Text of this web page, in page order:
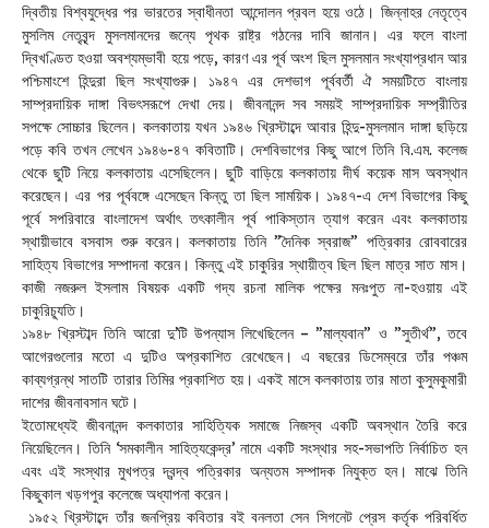
দ্বিতীয় বিশ্বযুদ্ধের পর ভারতের স্বাধীনতা আন্দোলন প্রবল হয়ে ওঠে। জিন্নাহর নেতৃত্বে
মুসলিম নেতৃবৃন্দ মুসলমানদের জন্যে পৃথক রাষ্ট্র গঠনের দাবি জানান। এর ফলে বাংলা
দ্বিখণ্ডিত হওয়া অবশ্যম্ভাবী হয়ে পড়ে, কারণ এর পূর্ব অংশ ছিল মুসলমান সংখ্যাপ্রধান আর
পশ্চিমাংশে হিন্দুরা ছিল সংখ্যাগুরু। ১৯৪৭ এর দেশভাগ পূর্ববর্তী ঐ সময়টিতে বাংলায়
সাম্প্রদায়িক দাঙ্গা বিভৎসরূপে দেখা দেয়। জীবনানন্দ সব সময়ই সাম্প্রদায়িক সম্প্রীতির
সপক্ষে সোচ্চার ছিলেন। কলকাতায় যখন ১৯৪৬ খ্রিস্টাব্দে আবার হিন্দু-মুসলমান দাঙ্গা ছড়িয়ে
পড়ে কবি তখন লেখেন ১৯৪৬-৪৭ কবিতাটি। দেশবিভাগের কিছু আগে তিনি বি.এম. কলেজ
থেকে ছুটি নিয়ে কলকাতায় এসেছিলেন। ছুটি বাড়িয়ে কলকাতায় দীর্ঘ কয়েক মাস অবস্থান
করেছেন। এর পর পূর্ববঙ্গে এসেছেন কিন্তু তা ছিল সাময়িক। ১৯৪৭-এ দেশ বিভাগের কিছু
পূর্বে সপরিবারে বাংলাদেশ অর্থাৎ তৎকালীন পূর্ব পাকিস্তান ত্যাগ করেন এবং কলকাতায়
স্থায়ীভাবে বসবাস শুরু করেন। কলকাতায় তিনি ”দৈনিক স্বরাজ” পত্রিকার রোববারের
সাহিত্য বিভাগের সম্পাদনা করেন। কিন্তু এই চাকুরির স্থায়ীত্ব ছিল ছিল মাত্র সাত মাস।
কাজী নজরুল ইসলাম বিষয়ক একটি গদ্য রচনা মালিক পক্ষের মনঃপুত না-হওয়ায় এই
চাকুরিচ্যূতি।
১৯৪৮ খ্রিস্টাব্দ তিনি আরো দু’টি উপন্যাস লিখেছিলেন – ”মাল্যবান” ও ”সুতীর্থ”, তবে
আগেরগুলোর মতো এ দুটিও অপ্রকাশিত রেখেছেন। এ বছরের ডিসেম্বরে তাঁর পঞ্চম
কাব্যগ্রন্থ সাতটি তারার তিমির প্রকাশিত হয়। একই মাসে কলকাতায় তার মাতা কুসুমকুমারী
দাশের জীবনাবসান ঘটে।
ইতোমধ্যেই জীবনানন্দ কলকাতার সাহিত্যিক সমাজে নিজস্ব একটি অবস্থান তৈরি করে
নিয়েছিলেন। তিনি ‘সমকালীন সাহিত্যকেন্দ্র’ নামে একটি সংস্থার সহ-সভাপতি নির্বাচিত হন
এবং এই সংস্থার মুখপত্র দ্বন্দ্ব পত্রিকার অন্যতম সম্পাদক নিযুক্ত হন। মাঝে তিনি
কিছুকাল খড়গপুর কলেজে অধ্যাপনা করেন।
১৯৫২ খ্রিস্টাব্দে তাঁর জনপ্রিয় কবিতার বই বনলতা সেন সিগনেট প্রেস কর্তৃক পরিবর্ধিত